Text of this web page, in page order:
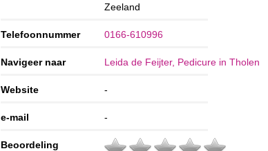
Zeeland
Telefoonnummer 0166-610996
Navigeer naar Leida de Feijter, Pedicure in Tholen
Website -
e-mail -
Beoordeling